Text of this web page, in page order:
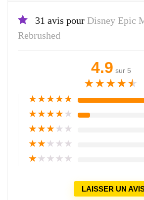
31 avis pour Disney Epic
Rebrushed
4.9 sur 5
★★★★★
★★★★★
★★★★★
★★★★★
★★★★★
★★★★★
LAISSER UN